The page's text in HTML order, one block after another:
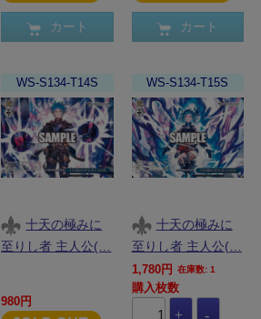
カート カート
WS-S134-T14S
十天の極みに
至りし者 主人公(…
980円
WS-S134-T15S
十天の極みに
至りし者 主人公(…
1,780円 在庫数: 1
購入枚数